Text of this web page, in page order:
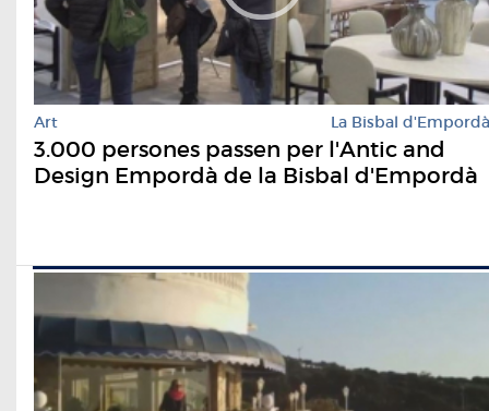
Art La Bisbal d'Empordà
3.000 persones passen per l'Antic and
Design Empordà de la Bisbal d'Empordà